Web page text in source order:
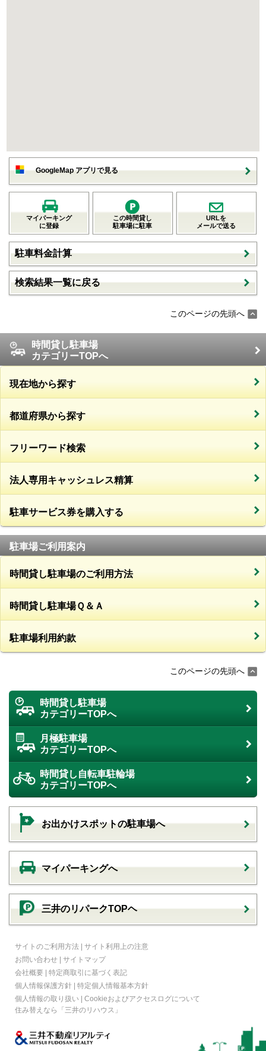
GoogleMap アプリで見る
マイパーキング
に登録
この時間貸し
駐車場に駐車
URLを
メールで送る
駐車料金計算
検索結果一覧に戻る
このページの先頭へ
時間貸し駐車場
カテゴリーTOPへ
現在地から探す
都道府県から探す
フリーワード検索
法人専用キャッシュレス精算
駐車サービス券を購入する
駐車場ご利用案内
時間貸し駐車場のご利用方法
時間貸し駐車場Ｑ＆Ａ
駐車場利用約款
このページの先頭へ
時間貸し駐車場
カテゴリーTOPへ
月極駐車場
カテゴリーTOPへ
時間貸し自転車駐輪場
カテゴリーTOPへ
お出かけスポットの駐車場へ
マイパーキングへ
三井のリパークTOPヘ
サイトのご利用方法 | サイト利用上の注意
お問い合わせ | サイトマップ
会社概要 | 特定商取引に基づく表記
個人情報保護方針 | 特定個人情報基本方針
個人情報の取り扱い | Cookieおよびアクセスログについて
住み替えなら
「三井のリハウス」